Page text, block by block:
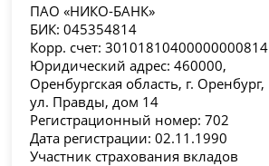
ПАО «НИКО-БАНК»
БИК: 045354814
Корр. счет: 30101810400000000814
Юридический адрес: 460000,
Оренбургская область, г. Оренбург,
ул. Правды, дом 14
Регистрационный номер: 702
Дата регистрации: 02.11.1990
Участник страхования вкладов